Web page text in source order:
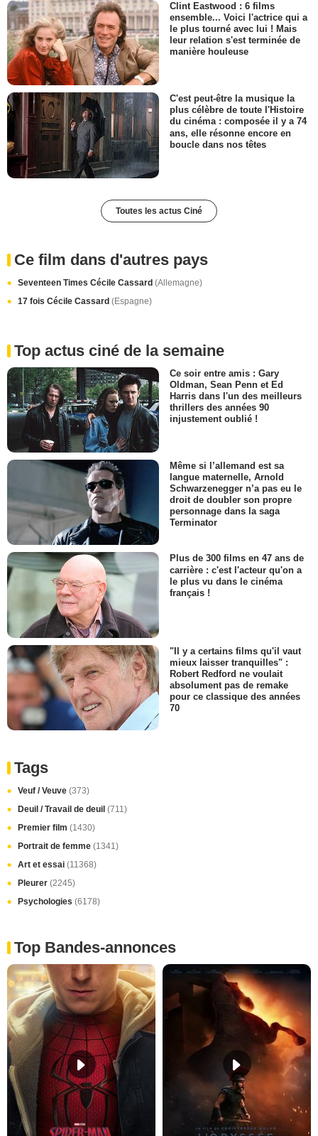
Clint Eastwood : 6 films
ensemble... Voici l'actrice qui a
le plus tourné avec lui ! Mais
leur relation s'est terminée de
manière houleuse
C'est peut-être la musique la
plus célèbre de toute l'Histoire
du cinéma : composée il y a 74
ans, elle résonne encore en
boucle dans nos têtes
Toutes les actus Ciné
Ce film dans d'autres pays
Seventeen Times Cécile Cassard (Allemagne)
17 fois Cécile Cassard (Espagne)
Top actus ciné de la semaine
Ce soir entre amis : Gary
Oldman, Sean Penn et Ed
Harris dans l'un des meilleurs
thrillers des années 90
injustement oublié !
Même si l’allemand est sa
langue maternelle, Arnold
Schwarzenegger n’a pas eu le
droit de doubler son propre
personnage dans la saga
Terminator
Plus de 300 films en 47 ans de
carrière : c'est l'acteur qu'on a
le plus vu dans le cinéma
français !
"Il y a certains films qu'il vaut
mieux laisser tranquilles" :
Robert Redford ne voulait
absolument pas de remake
pour ce classique des années
70
Tags
Veuf / Veuve (373)
Deuil / Travail de deuil (711)
Premier film (1430)
Portrait de femme (1341)
Art et essai (11368)
Pleurer (2245)
Psychologies (6178)
Top Bandes-annonces